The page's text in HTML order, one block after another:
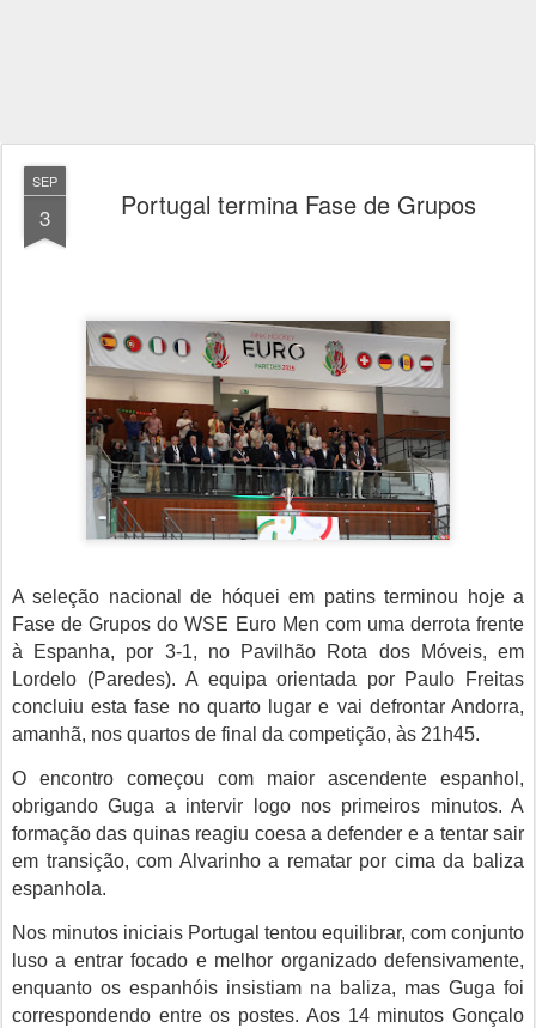
SEP
3 Portugal termina Fase de Grupos
A seleção nacional de hóquei em patins terminou hoje a
Fase de Grupos do WSE Euro Men com uma derrota frente
à Espanha, por 3-1, no Pavilhão Rota dos Móveis, em
Lordelo (Paredes). A equipa orientada por Paulo Freitas
concluiu esta fase no quarto lugar e vai defrontar Andorra,
amanhã, nos quartos de final da competição, às 21h45.
O encontro começou com maior ascendente espanhol,
obrigando Guga a intervir logo nos primeiros minutos. A
formação das quinas reagiu coesa a defender e a tentar sair
em transição, com Alvarinho a rematar por cima da baliza
espanhola.
Nos minutos iniciais Portugal tentou equilibrar, com conjunto
luso a entrar focado e melhor organizado defensivamente,
enquanto os espanhóis insistiam na baliza, mas Guga foi
correspondendo entre os postes. Aos 14 minutos Gonçalo